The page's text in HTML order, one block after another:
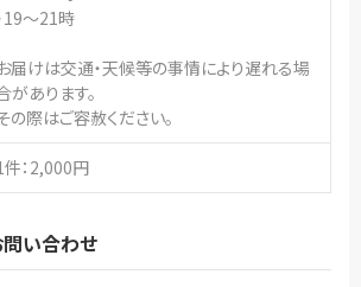
19～21時
届けは交通・天候等の事情により遅れる場
があります。
の際はご容赦ください。
件：2,000円
い合わせ